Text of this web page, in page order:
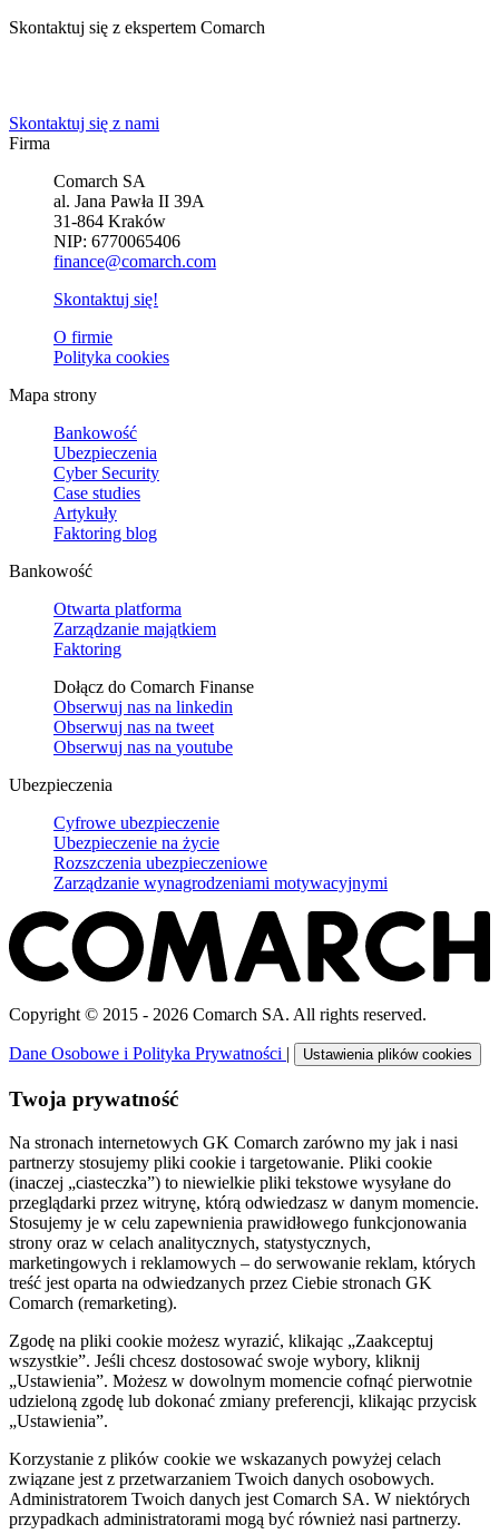
Skontaktuj się z ekspertem Comarch
Skontaktuj się z nami
Firma
Comarch SA
al. Jana Pawła II 39A
31-864 Kraków
NIP: 6770065406
finance@comarch.com
Skontaktuj się!
O firmie
Polityka cookies
Mapa strony
Bankowość
Ubezpieczenia
Cyber Security
Case studies
Artykuły
Faktoring blog
Bankowość
Otwarta platforma
Zarządzanie majątkiem
Faktoring
Dołącz do Comarch Finanse
Obserwuj nas na linkedin
Obserwuj nas na tweet
Obserwuj nas na youtube
Ubezpieczenia
Cyfrowe ubezpieczenie
Ubezpieczenie na życie
Rozszczenia ubezpieczeniowe
Zarządzanie wynagrodzeniami motywacyjnymi
Copyright © 2015 - 2026 Comarch SA. All rights reserved.
Dane Osobowe i Polityka Prywatności | Ustawienia plików cookies
Twoja prywatność
Na stronach internetowych GK Comarch zarówno my jak i nasi
partnerzy stosujemy pliki cookie i targetowanie. Pliki cookie
(inaczej „ciasteczka”) to niewielkie pliki tekstowe wysyłane do
przeglądarki przez witrynę, którą odwiedzasz w danym momencie.
Stosujemy je w celu zapewnienia prawidłowego funkcjonowania
strony oraz w celach analitycznych, statystycznych,
marketingowych i reklamowych – do serwowanie reklam, których
treść jest oparta na odwiedzanych przez Ciebie stronach GK
Comarch (remarketing).
Zgodę na pliki cookie możesz wyrazić, klikając „Zaakceptuj
wszystkie”. Jeśli chcesz dostosować swoje wybory, kliknij
„Ustawienia”. Możesz w dowolnym momencie cofnąć pierwotnie
udzieloną zgodę lub dokonać zmiany preferencji, klikając przycisk
„Ustawienia”.
Korzystanie z plików cookie we wskazanych powyżej celach
związane jest z przetwarzaniem Twoich danych osobowych.
Administratorem Twoich danych jest Comarch SA. W niektórych
przypadkach administratorami mogą być również nasi partnerzy.